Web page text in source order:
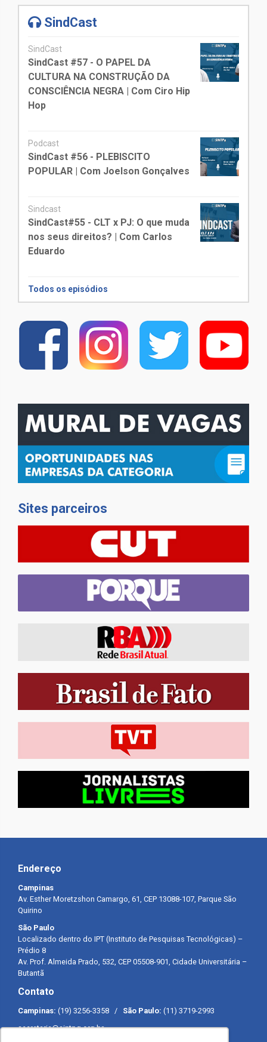
SindCast
SindCast
SindCast #57 - O PAPEL DA
CULTURA NA CONSTRUÇÃO DA
CONSCIÊNCIA NEGRA | Com Ciro Hip
Hop
Podcast
SindCast #56 - PLEBISCITO
POPULAR | Com Joelson Gonçalves
Sindcast
SindCast#55 - CLT x PJ: O que muda
nos seus direitos? | Com Carlos
Eduardo
Todos os episódios
Sites parceiros
Endereço
Campinas
Av. Esther Moretzshon Camargo, 61, CEP 13088-107, Parque São
Quirino
São Paulo
Localizado dentro do IPT (Instituto de Pesquisas Tecnológicas) –
Prédio 8
Av. Prof. Almeida Prado, 532, CEP 05508-901, Cidade Universitária –
Butantã
Contato
Campinas: (19) 3256-3358 / São Paulo: (11) 3719-2993
secretaria@sintpq.org.br